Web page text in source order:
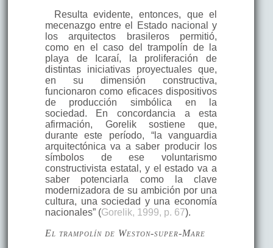
Resulta evidente, entonces, que el
mecenazgo entre el Estado nacional y
los arquitectos brasileros permitió,
como en el caso del trampolín de la
playa de Icaraí, la proliferación de
distintas iniciativas proyectuales que,
en su dimensión constructiva,
funcionaron como eficaces dispositivos
de producción simbólica en la
sociedad. En concordancia a esta
afirmación, Gorelik sostiene que,
durante este período, “la vanguardia
arquitectónica va a saber producir los
símbolos de ese voluntarismo
constructivista estatal, y el estado va a
saber potenciarla como la clave
modernizadora de su ambición por una
cultura, una sociedad y una economía
nacionales” (Gorelik, 1999, p. 67).
El trampolín de Weston-super-Mare